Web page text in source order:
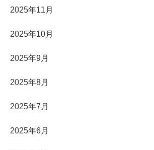
2025年11月
2025年10月
2025年9月
2025年8月
2025年7月
2025年6月